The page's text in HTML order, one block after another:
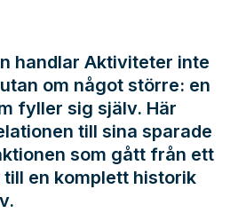
handlar Aktiviteter inte
om något större: en
fyller sig själv. Här
till sina sparade
som gått från ett
en komplett historik